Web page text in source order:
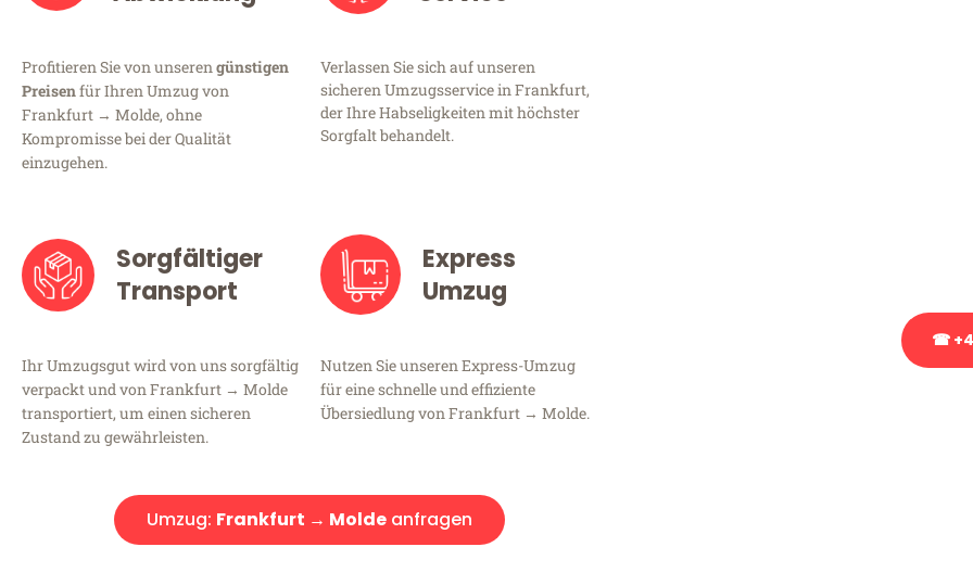
Profitieren Sie von unserengünstigen
Preisenfür Ihren Umzug von
Frankfurt → Molde, ohne
Kompromisse bei der Qualität
einzugehen.
Verlassen Sie sich auf unseren
sicheren Umzugsservice in Frankfurt,
der Ihre Habseligkeiten mit höchster
Sorgfalt behandelt.
Sorgfältiger
Transport
Ihr Umzugsgut wird von uns sorgfältig
verpackt und von Frankfurt → Molde
transportiert, um einen sicheren
Zustand zu gewährleisten.
Express
Umzug
Nutzen Sie unseren Express-Umzug
für eine schnelle und effiziente
Übersiedlung von Frankfurt → Molde.
Umzug: Frankfurt → Molde anfragen
☎